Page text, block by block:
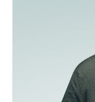
объявили
Сколько и
данных